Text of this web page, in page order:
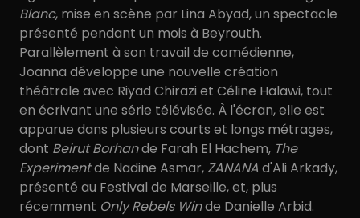
Blanc, mise en scène par Lina Abyad, un spectacle
présenté pendant un mois à Beyrouth.
Parallèlement à son travail de comédienne,
Joanna développe une nouvelle création
théâtrale avec Riyad Chirazi et Céline Halawi, tout
en écrivant une série télévisée. À l'écran, elle est
apparue dans plusieurs courts et longs métrages,
dont Beirut Borhande Farah El Hachem, The
Experimentde Nadine Asmar, ZANANAd'Ali Arkady,
présenté au Festival de Marseille, et, plus
récemment Only Rebels Winde Danielle Arbid.